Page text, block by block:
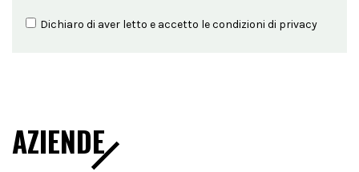
Dichiaro di aver letto e accetto le condizioni di privacy
AZIENDE